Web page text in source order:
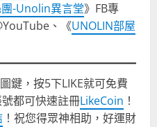
-Unolin異言堂》FB專
、《UNOLIN部屋
鍵，按5下LIKE就可免費
都可快速註冊LikeCoin ！
！祝您得眾神相助，好運財